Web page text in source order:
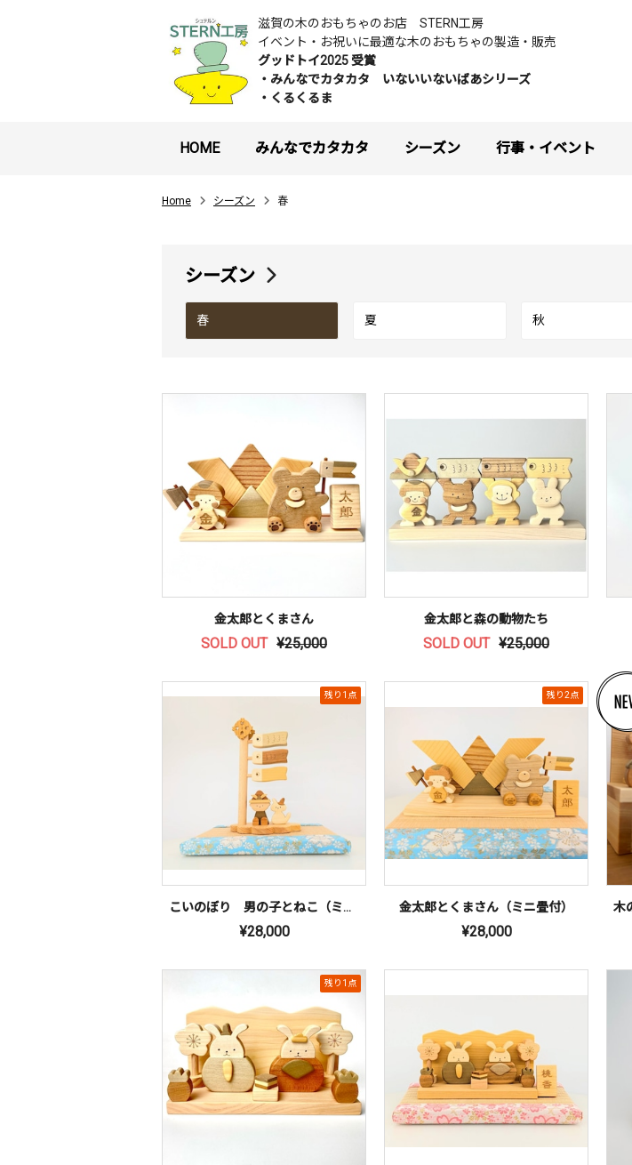
滋賀の木のおもちゃのお店 STERN工房
イベント・お祝いに最適な木のおもちゃの製造・販売
グッドトイ2025 受賞
・みんなでカタカタ いないいないばあシリーズ
・くるくるま
HOME みんなでカタカタ シーズン 行事・イベント
Home シーズン 春
シーズン
春 夏 秋
金太郎とくまさん
SOLD OUT ¥25,000
金太郎と森の動物たち
SOLD OUT ¥25,000
残り1点
こいのぼり 男の子とねこ（ミニ畳付）
¥28,000
残り2点
金太郎とくまさん（ミニ畳付）
¥28,000
残り1点